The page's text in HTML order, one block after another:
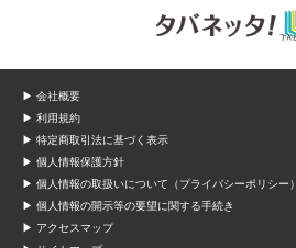
▶ 会社概要
▶ 利用規約
▶ 特定商取引法に基づく表示
▶ 個人情報保護方針
▶ 個人情報の取扱いについて（プライバシーポリシー）
▶ 個人情報の開示等の要望に関する手続き
▶ アクセスマップ